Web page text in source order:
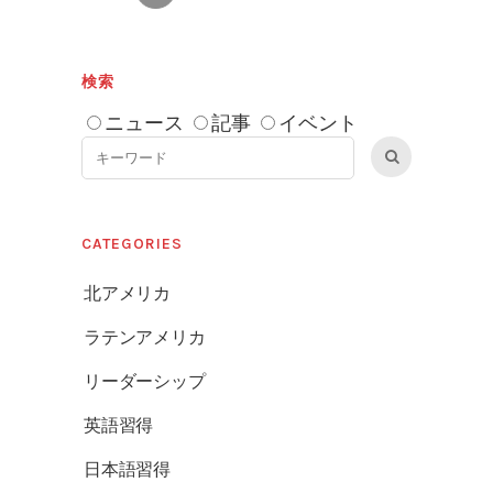
検索
ニュース 記事 イベント
CATEGORIES
北アメリカ
ラテンアメリカ
リーダーシップ
英語習得
日本語習得